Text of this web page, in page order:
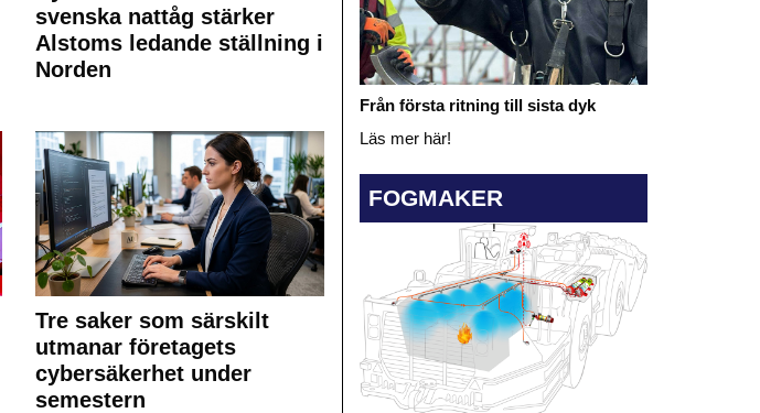
svenska nattåg stärker
Alstoms ledande ställning i
Norden
Tre saker som särskilt
utmanar företagets
cybersäkerhet under
semestern
Från första ritning till sista dyk
Läs mer här!
FOGMAKER